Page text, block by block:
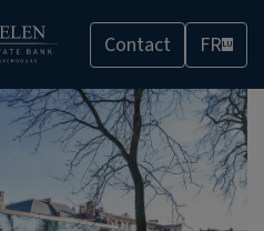
Contact FRLU